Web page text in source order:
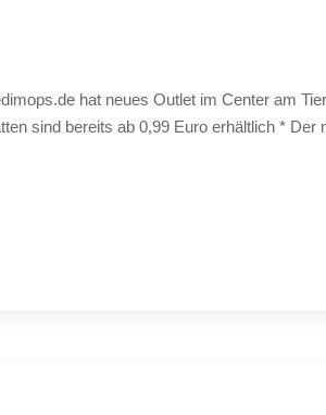
hat neues Outlet im Center am
sind bereits ab 0,99 Euro erhältlich * Der